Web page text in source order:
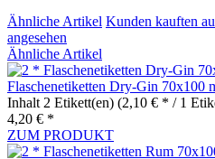
Ähnliche Artikel Kunden kauften
angesehen
Ähnliche Artikel
Flaschenetiketten Dry-Gin 70x100
Inhalt2 Etikett(en) (2,10 € * / 1
4,20 € *
ZUM PRODUKT